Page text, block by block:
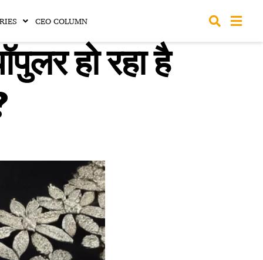
CEO COLUMN
हो रहा है